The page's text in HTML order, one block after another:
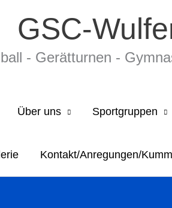
GSC-
- Gerätturnen -
Über uns Sportgruppen
Kontakt/Anregungen/